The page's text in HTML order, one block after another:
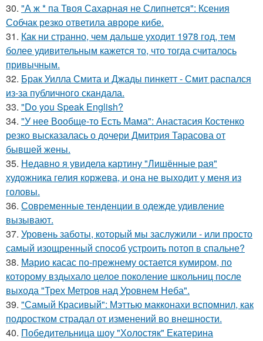
30. "А ж * па Твоя Сахарная не Слипнется": Ксения
Собчак резко ответила авроре кибе.
31. Как ни странно, чем дальше уходит 1978 год, тем
более удивительным кажется то, что тогда считалось
привычным.
32. Брак Уилла Смита и Джады пинкетт - Смит распался
из-за публичного скандала.
33. "Do you Speak English?
34. "У нее Вообще-то Есть Мама": Анастасия Костенко
резко высказалась о дочери Дмитрия Тарасова от
бывшей жены.
35. Недавно я увидела картину "Лишённые рая"
художника гелия коржева, и она не выходит у меня из
головы.
36. Современные тенденции в одежде удивление
вызывают.
37. Уровень заботы, который мы заслужили - или просто
самый изощренный способ устроить потоп в спальне?
38. Марио касас по-прежнему остается кумиром, по
которому вздыхало целое поколение школьниц после
выхода "Трех Метров над Уровнем Неба".
39. "Самый Красивый": Мэттью макконахи вспомнил, как
подростком страдал от изменений во внешности.
40. Победительница шоу "Холостяк" Екатерина